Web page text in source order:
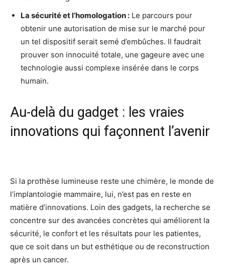
La sécurité et l’homologation : Le parcours pour
obtenir une autorisation de mise sur le marché pour
un tel dispositif serait semé d’embûches. Il faudrait
prouver son innocuité totale, une gageure avec une
technologie aussi complexe insérée dans le corps
humain.
Au-delà du gadget : les vraies
innovations qui façonnent l’avenir
Si la prothèse lumineuse reste une chimère, le monde de
l’implantologie mammaire, lui, n’est pas en reste en
matière d’innovations. Loin des gadgets, la recherche se
concentre sur des avancées concrètes qui améliorent la
sécurité, le confort et les résultats pour les patientes,
que ce soit dans un but esthétique ou de reconstruction
après un cancer.